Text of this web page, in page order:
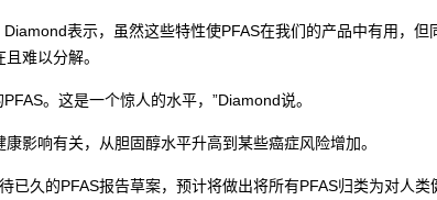
表示，虽然这些特性使PFAS在我们的产品中有用，但
难以分解。
。这是一个惊人的水平，”Diamond说。
影响有关，从胆固醇水平升高到某些癌症风险增加。
已久的PFAS报告草案，预计将做出将所有PFAS归类为对人类